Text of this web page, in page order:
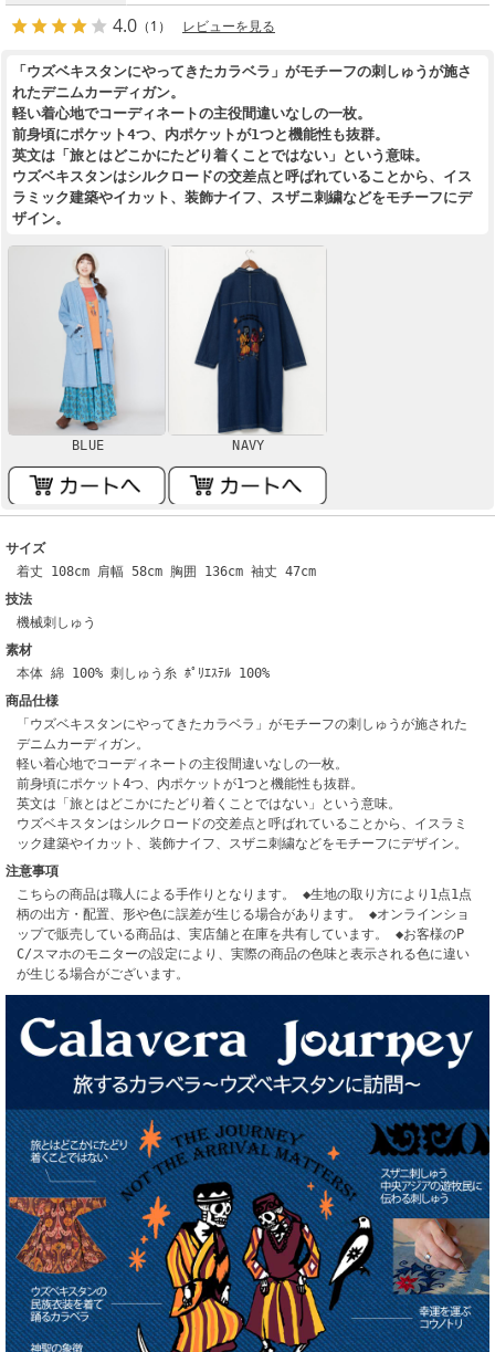
4.0 （1） レビューを見る
「ウズベキスタンにやってきたカラベラ」がモチーフの刺しゅうが施さ
れたデニムカーディガン。
軽い着心地でコーディネートの主役間違いなしの一枚。
前身頃にポケット4つ、内ポケットが1つと機能性も抜群。
英文は「旅とはどこかにたどり着くことではない」という意味。
ウズベキスタンはシルクロードの交差点と呼ばれていることから、イス
ラミック建築やイカット、装飾ナイフ、スザニ刺繍などをモチーフにデ
ザイン。
BLUE NAVY
サイズ
着丈 108cm 肩幅 58cm 胸囲 136cm 袖丈 47cm
技法
機械刺しゅう
素材
本体 綿 100% 刺しゅう糸 ﾎﾟﾘｴｽﾃﾙ 100%
商品仕様
「ウズベキスタンにやってきたカラベラ」がモチーフの刺しゅうが施された
デニムカーディガン。
軽い着心地でコーディネートの主役間違いなしの一枚。
前身頃にポケット4つ、内ポケットが1つと機能性も抜群。
英文は「旅とはどこかにたどり着くことではない」という意味。
ウズベキスタンはシルクロードの交差点と呼ばれていることから、イスラミ
ック建築やイカット、装飾ナイフ、スザニ刺繍などをモチーフにデザイン。
注意事項
こちらの商品は職人による手作りとなります。 ◆生地の取り方により1点1点
柄の出方・配置、形や色に誤差が生じる場合があります。 ◆オンラインショ
ップで販売している商品は、実店舗と在庫を共有しています。 ◆お客様のP
C/スマホのモニターの設定により、実際の商品の色味と表示される色に違い
が生じる場合がございます。